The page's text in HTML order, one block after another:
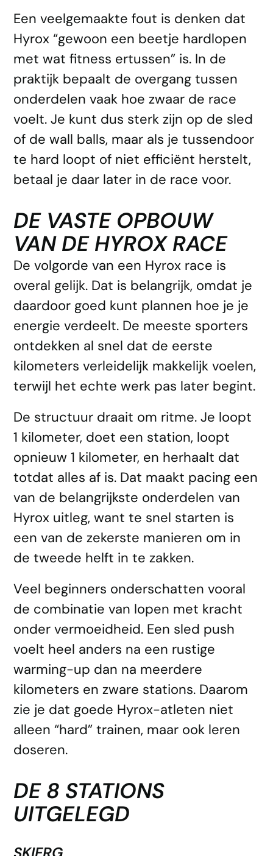
Een veelgemaakte fout is denken dat
Hyrox “gewoon een beetje hardlopen
met wat fitness ertussen” is. In de
praktijk bepaalt de overgang tussen
onderdelen vaak hoe zwaar de race
voelt. Je kunt dus sterk zijn op de sled
of de wall balls, maar als je tussendoor
te hard loopt of niet efficiënt herstelt,
betaal je daar later in de race voor.
DE VASTE OPBOUW
VAN DE HYROX RACE
De volgorde van een Hyrox race is
overal gelijk. Dat is belangrijk, omdat je
daardoor goed kunt plannen hoe je je
energie verdeelt. De meeste sporters
ontdekken al snel dat de eerste
kilometers verleidelijk makkelijk voelen,
terwijl het echte werk pas later begint.
De structuur draait om ritme. Je loopt
1 kilometer, doet een station, loopt
opnieuw 1 kilometer, en herhaalt dat
totdat alles af is. Dat maakt pacing een
van de belangrijkste onderdelen van
Hyrox uitleg, want te snel starten is
een van de zekerste manieren om in
de tweede helft in te zakken.
Veel beginners onderschatten vooral
de combinatie van lopen met kracht
onder vermoeidheid. Een sled push
voelt heel anders na een rustige
warming-up dan na meerdere
kilometers en zware stations. Daarom
zie je dat goede Hyrox-atleten niet
alleen “hard” trainen, maar ook leren
doseren.
DE 8 STATIONS
UITGELEGD